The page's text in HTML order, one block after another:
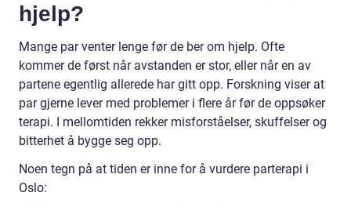
hjelp?
Mange par venter lenge før de ber om hjelp. Ofte
kommer de først når avstanden er stor, eller når en av
partene egentlig allerede har gitt opp. Forskning viser at
par gjerne lever med problemer i flere år før de oppsøker
terapi. I mellomtiden rekker misforståelser, skuffelser og
bitterhet å bygge seg opp.
Noen tegn på at tiden er inne for å vurdere parterapi i
Oslo: